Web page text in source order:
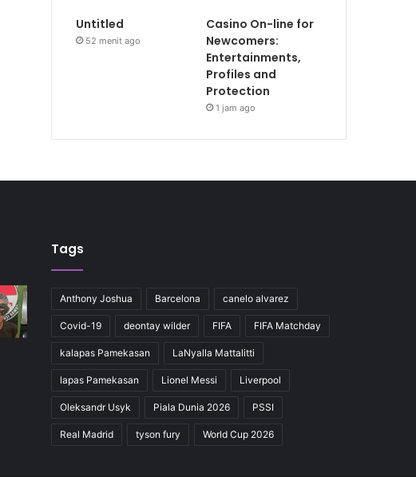
Untitled
52 menit ago
Casino On-line for
Newcomers:
Entertainments,
Profiles and
Protection
1 jam ago
Tags
Anthony Joshua Barcelona canelo alvarez
Covid-19 deontay wilder FIFA FIFA Matchday
kalapas Pamekasan LaNyalla Mattalitti
lapas Pamekasan Lionel Messi Liverpool
Oleksandr Usyk Piala Dunia 2026 PSSI
Real Madrid tyson fury World Cup 2026